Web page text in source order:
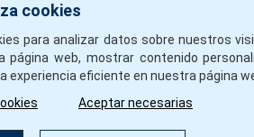
cookies
para analizar datos sobre nuestros
página web, mostrar contenido
experiencia eficiente en nuestra página
Aceptar necesarias